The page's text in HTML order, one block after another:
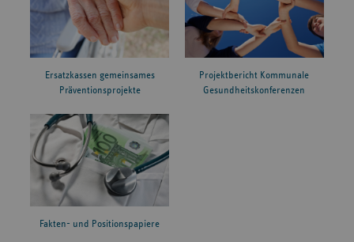
Ersatzkassen gemeinsames
Präventionsprojekte
Projektbericht Kommunale
Gesundheitskonferenzen
Fakten- und Positionspapiere